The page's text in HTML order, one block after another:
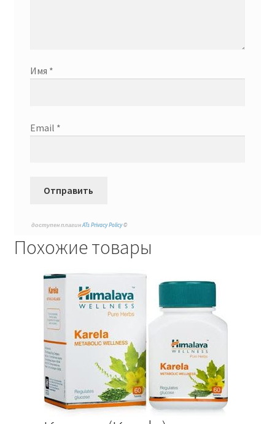
Имя *
Email *
доступен плагинATs Privacy Policy©
Похожие товары